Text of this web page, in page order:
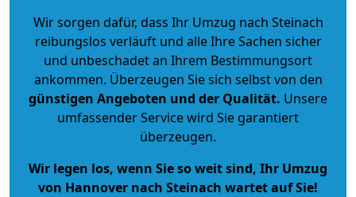
Wir sorgen dafür, dass Ihr Umzug nach Steinach
reibungslos verläuft und alle Ihre Sachen sicher
und unbeschadet an Ihrem Bestimmungsort
ankommen. Überzeugen Sie sich selbst von den
günstigen Angeboten und der Qualität. Unsere
umfassender Service wird Sie garantiert
überzeugen.
Wir legen los, wenn Sie so weit sind, Ihr Umzug
von Hannover nach Steinach wartet auf Sie!